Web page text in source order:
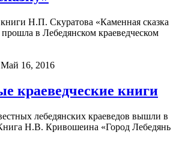
Н.П. Скуратова «Каменная сказка
в Лебедянском краеведческом
Май 16, 2016
краеведческие книги
лебедянских краеведов вышли в
Н.В. Кривошеина «Город Лебедянь